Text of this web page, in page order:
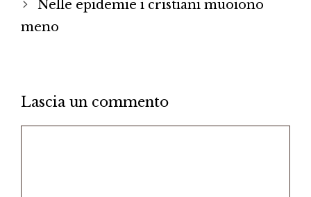
Nelle epidemie i cristiani muoiono
meno
Lascia un commento